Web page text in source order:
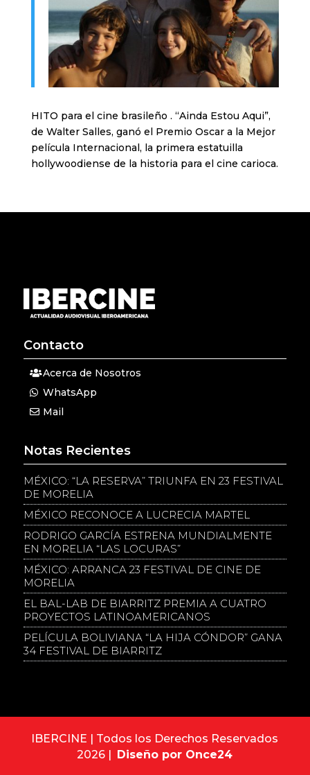
HITO para el cine brasileño . “Ainda Estou Aqui”,
de Walter Salles, ganó el Premio Oscar a la Mejor
película Internacional, la primera estatuilla
hollywoodiense de la historia para el cine carioca.
Contacto
Acerca de Nosotros
WhatsApp
Mail
Notas Recientes
MÉXICO: “LA RESERVA” TRIUNFA EN 23 FESTIVAL
DE MORELIA
MÉXICO RECONOCE A LUCRECIA MARTEL
RODRIGO GARCÍA ESTRENA MUNDIALMENTE
EN MORELIA “LAS LOCURAS”
MÉXICO: ARRANCA 23 FESTIVAL DE CINE DE
MORELIA
EL BAL-LAB DE BIARRITZ PREMIA A CUATRO
PROYECTOS LATINOAMERICANOS
PELÍCULA BOLIVIANA “LA HIJA CÓNDOR” GANA
34 FESTIVAL DE BIARRITZ
IBERCINE | Todos los Derechos Reservados
2026 |
Diseño por Once24